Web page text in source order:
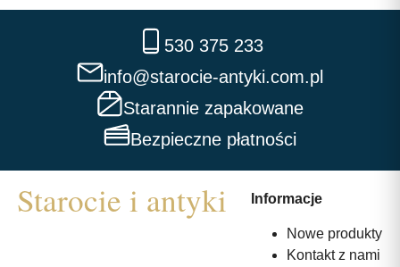
530 375 233
info@starocie-antyki.com.pl
Starannie zapakowane
Bezpieczne płatności
Informacje
Nowe produkty
Kontakt z nami